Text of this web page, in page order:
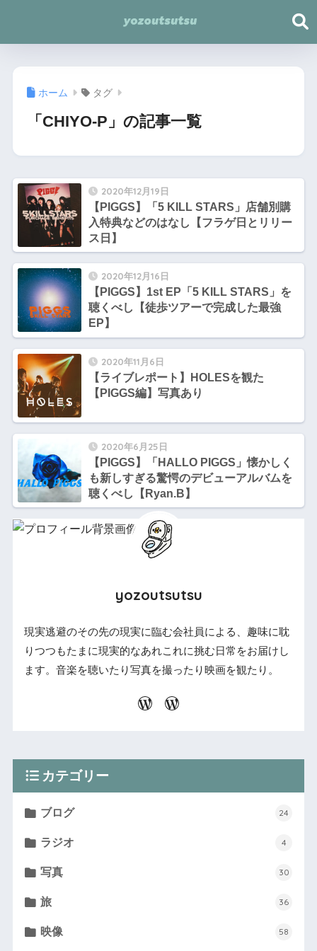
ホーム タグ
「CHIYO-P」の記事一覧
2020年12月19日
【PIGGS】「5 KILL STARS」店舗別購
入特典などのはなし【フラゲ日とリリー
ス日】
2020年12月16日
【PIGGS】1st EP「5 KILL STARS」を
聴くべし【徒歩ツアーで完成した最強
EP】
2020年11月6日
【ライブレポート】HOLESを観た
【PIGGS編】写真あり
2020年6月25日
【PIGGS】「HALLO PIGGS」懐かしく
も新しすぎる驚愕のデビューアルバムを
聴くべし【Ryan.B】
yozoutsutsu
現実逃避のその先の現実に臨む会社員による、趣味に耽
りつつもたまに現実的なあれこれに挑む日常をお届けし
ます。音楽を聴いたり写真を撮ったり映画を観たり。
カテゴリー
ブログ 24
ラジオ 4
写真 30
旅 36
映像 58